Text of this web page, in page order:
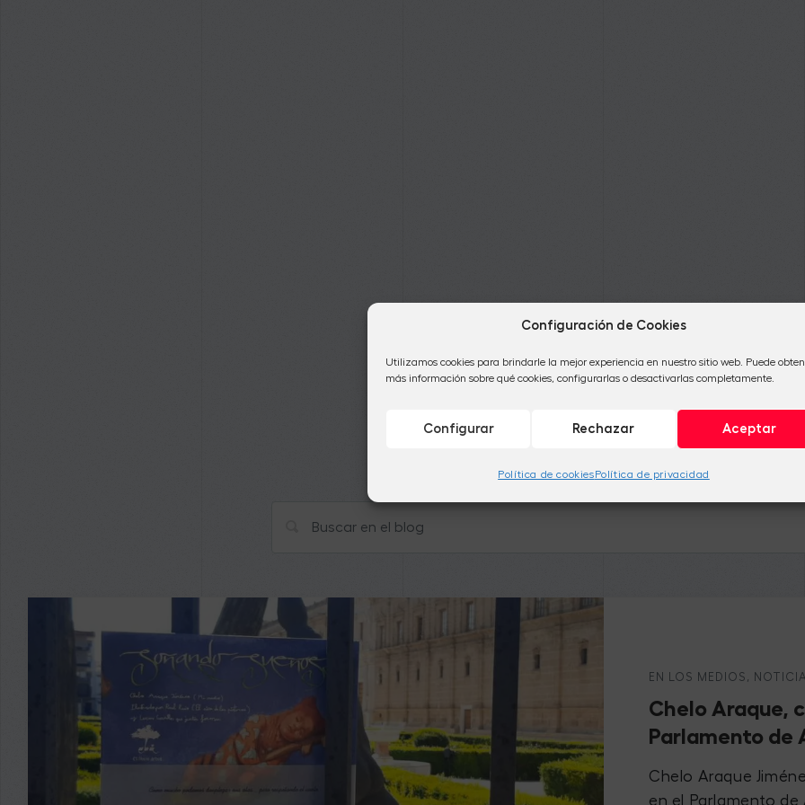
Configuración de Cookies
Utilizamos cookies para brindarle la mejor experiencia en nuestro sitio web. Puede
más información sobre qué cookies, configurarlas o desactivarlas completamente.
Aceptar
Rechazar
Configurar
Política de cookiesPolítica de privacidad
EN LOS MEDIOS ,
Chelo Araque,
Parlamento de
Chelo Araque
en el Parlamento de